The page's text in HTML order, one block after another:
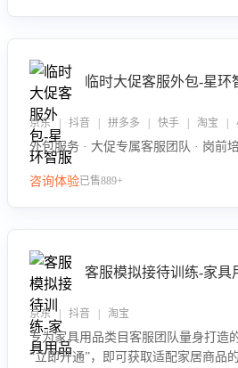
临时大促客服外包-星环
京东 | 抖音 | 拼多多 | 快手 | 淘宝 |
外包服务 · 大促专属客服团队 · 岗前培
咨询体验已售889+
客服模拟接待训练-家具
京东 | 抖音 | 淘宝
专为家具用品类目客服团队量身打造
“立即开通”，即可获取适配家居商品